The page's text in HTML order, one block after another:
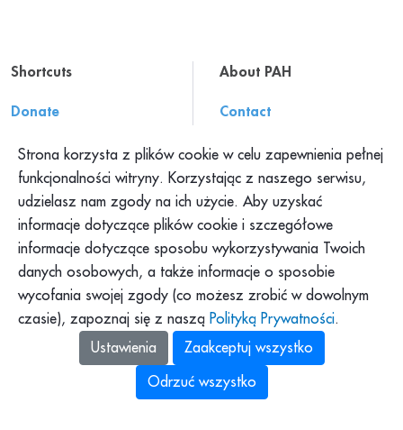
Shortcuts
Donate
Press office
About PAH
Contact
Work at PAH
Complaints
What we do?
Strona korzysta z plików cookie w celu zapewnienia pełnej
funkcjonalności witryny. Korzystając z naszego serwisu,
udzielasz nam zgody na ich użycie. Aby uzyskać
informacje dotyczące plików cookie i szczegółowe
informacje dotyczące sposobu wykorzystywania Twoich
danych osobowych, a także informacje o sposobie
wycofania swojej zgody (co możesz zrobić w dowolnym
czasie), zapoznaj się z naszą Polityką Prywatności.
Ustawienia
Zaakceptuj wszystko
Odrzuć wszystko